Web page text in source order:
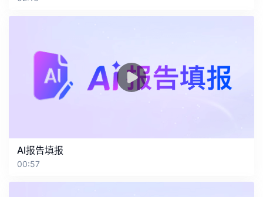
AI报告填报
00:57